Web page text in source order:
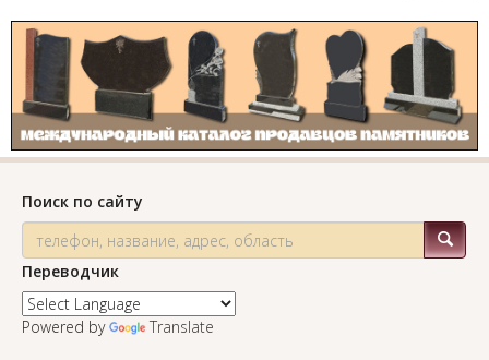
Поиск по сайту
Переводчик
Powered by Translate